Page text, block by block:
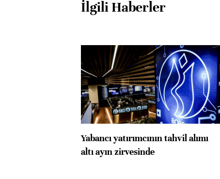
İlgili Haberler
Yabancı yatırımcının tahvil alımı
altı ayın zirvesinde